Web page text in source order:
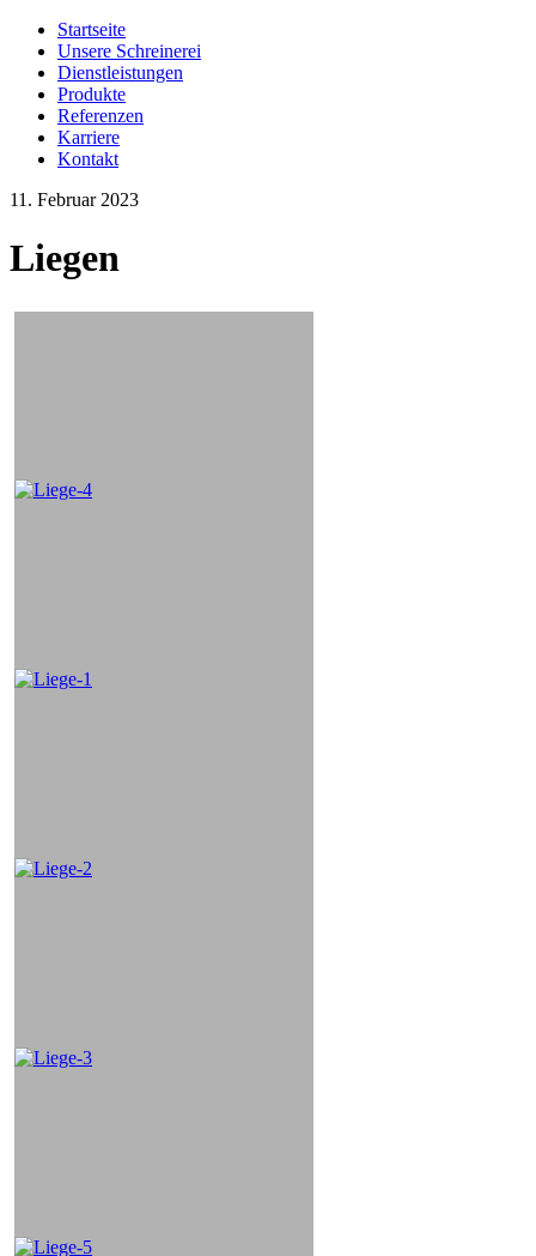
Startseite
Unsere Schreinerei
Dienstleistungen
Produkte
Referenzen
Karriere
Kontakt
11. Februar 2023
Liegen